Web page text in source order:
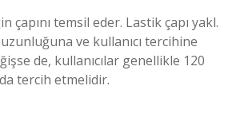
çapını temsil eder. Lastik çapı yakl.
ve kullanıcı tercihine
de, kullanıcılar genellikle 120
tercih etmelidir.